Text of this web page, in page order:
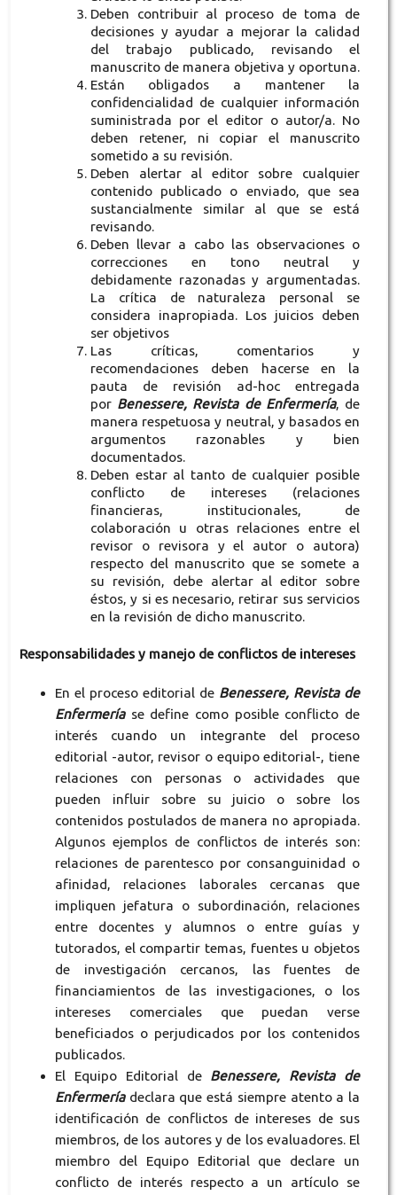
Deben contribuir al proceso de toma de
decisiones y ayudar a mejorar la calidad
del trabajo publicado, revisando el
manuscrito de manera objetiva y oportuna.
Están obligados a mantener la
confidencialidad de cualquier información
suministrada por el editor o autor/a. No
deben retener, ni copiar el manuscrito
sometido a su revisión.
Deben alertar al editor sobre cualquier
contenido publicado o enviado, que sea
sustancialmente similar al que se está
revisando.
Deben llevar a cabo las observaciones o
correcciones en tono neutral y
debidamente razonadas y argumentadas.
La crítica de naturaleza personal se
considera inapropiada. Los juicios deben
ser objetivos
Las críticas, comentarios y
recomendaciones deben hacerse en la
pauta de revisión ad-hoc entregada
por Benessere, Revista de Enfermería, de
manera respetuosa y neutral, y basados en
argumentos razonables y bien
documentados.
Deben estar al tanto de cualquier posible
conflicto de intereses (relaciones
financieras, institucionales, de
colaboración u otras relaciones entre el
revisor o revisora y el autor o autora)
respecto del manuscrito que se somete a
su revisión, debe alertar al editor sobre
éstos, y si es necesario, retirar sus servicios
en la revisión de dicho manuscrito.
Responsabilidades y manejo de conflictos de intereses
En el proceso editorial de Benessere, Revista de
Enfermeríase define como posible conflicto de
interés cuando un integrante del proceso
editorial -autor, revisor o equipo editorial-, tiene
relaciones con personas o actividades que
pueden influir sobre su juicio o sobre los
contenidos postulados de manera no apropiada.
Algunos ejemplos de conflictos de interés son:
relaciones de parentesco por consanguinidad o
afinidad, relaciones laborales cercanas que
impliquen jefatura o subordinación, relaciones
entre docentes y alumnos o entre guías y
tutorados, el compartir temas, fuentes u objetos
de investigación cercanos, las fuentes de
financiamientos de las investigaciones, o los
intereses comerciales que puedan verse
beneficiados o perjudicados por los contenidos
publicados.
El Equipo Editorial de Benessere, Revista de
Enfermería declara que está siempre atento a la
identificación de conflictos de intereses de sus
miembros, de los autores y de los evaluadores. El
miembro del Equipo Editorial que declare un
conflicto de interés respecto a un artículo se